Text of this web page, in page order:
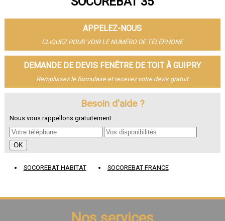
- Fenêtre de toit à Cesson-Sévigné
- Fenêtre de toit à Betton
- Fenêtre de toit à Saint-Jacques-de-la-Lande
- Fenêtre de toit à Redon
- Fenêtre de toit à Pacé
- Fenêtre de toit à Saint-Grégoire
- Fenêtre de toit à Le Rheu
- Fenêtre de toit à Bain-de-Bretagne
- Fenêtre de toit à Guichen
- Fenêtre de toit à Mordelles
- Fenêtre de toit à Chartres-de-Bretagne
- Fenêtre de toit à Montfort-sur-Meu
- Fenêtre de toit à Acigné
APPELEZ-NOUS
CLIQUEZ POUR VOIR LE NUMÉRO DE TÉLÉPHONE
DEMANDE DE DEVIS FENÊTRE DE TOIT À GUIPRY
Remplissez le formulaire et recevez votre devis gratuit
Besoin d'aide ?
Nous vous rappellons gratuitement.
SOCOREBAT HABITAT SOCOREBAT FRANCE